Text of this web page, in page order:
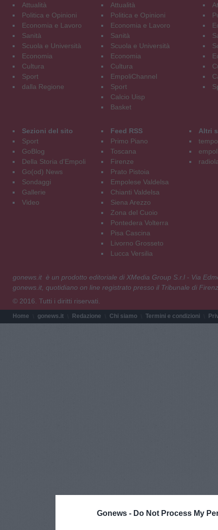
Gonews - Do Not Process My
Attualità
Politica e Opinioni
Economia e Lavoro
Sanità
Scuola e Università
Economia
Cultura
Sport
dalla Regione
Attualità
Politica e Opinioni
Economia e Lavoro
Sanità
Scuola e Università
Economia
Cultura
EmpoliChannel
Sport
Calcio Uisp
Basket
Sezioni del sito
Sport
GoBlog
Della Storia d'Empoli
Go(od) News
Sondaggi
Gallerie
Video
Feed RSS
Primo Piano
Toscana
Firenze
Prato Pistoia
Empolese Valdelsa
Chianti Valdelsa
Siena Arezzo
Zona del Cuoio
Pontedera Volterra
Pisa Cascina
Livorno Grosseto
Lucca Versilia
Altri
gonews.it è un prodotto editoriale di XMedia Group S.r.l - Via
gonews.it, quotidiano on line registrato presso il Tribunale di
© 2016. Tutti i diritti riservati.
Home gonews.it Redazione Chi siamo Termini e condizioni